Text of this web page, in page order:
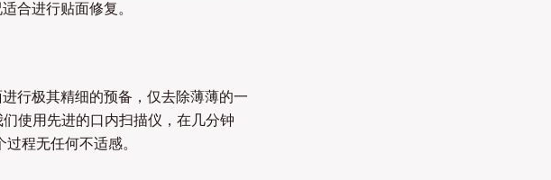
合进行贴面修复。
行极其精细的预备，仅去除薄薄的一
使用先进的口内扫描仪，在几分钟
程无任何不适感。